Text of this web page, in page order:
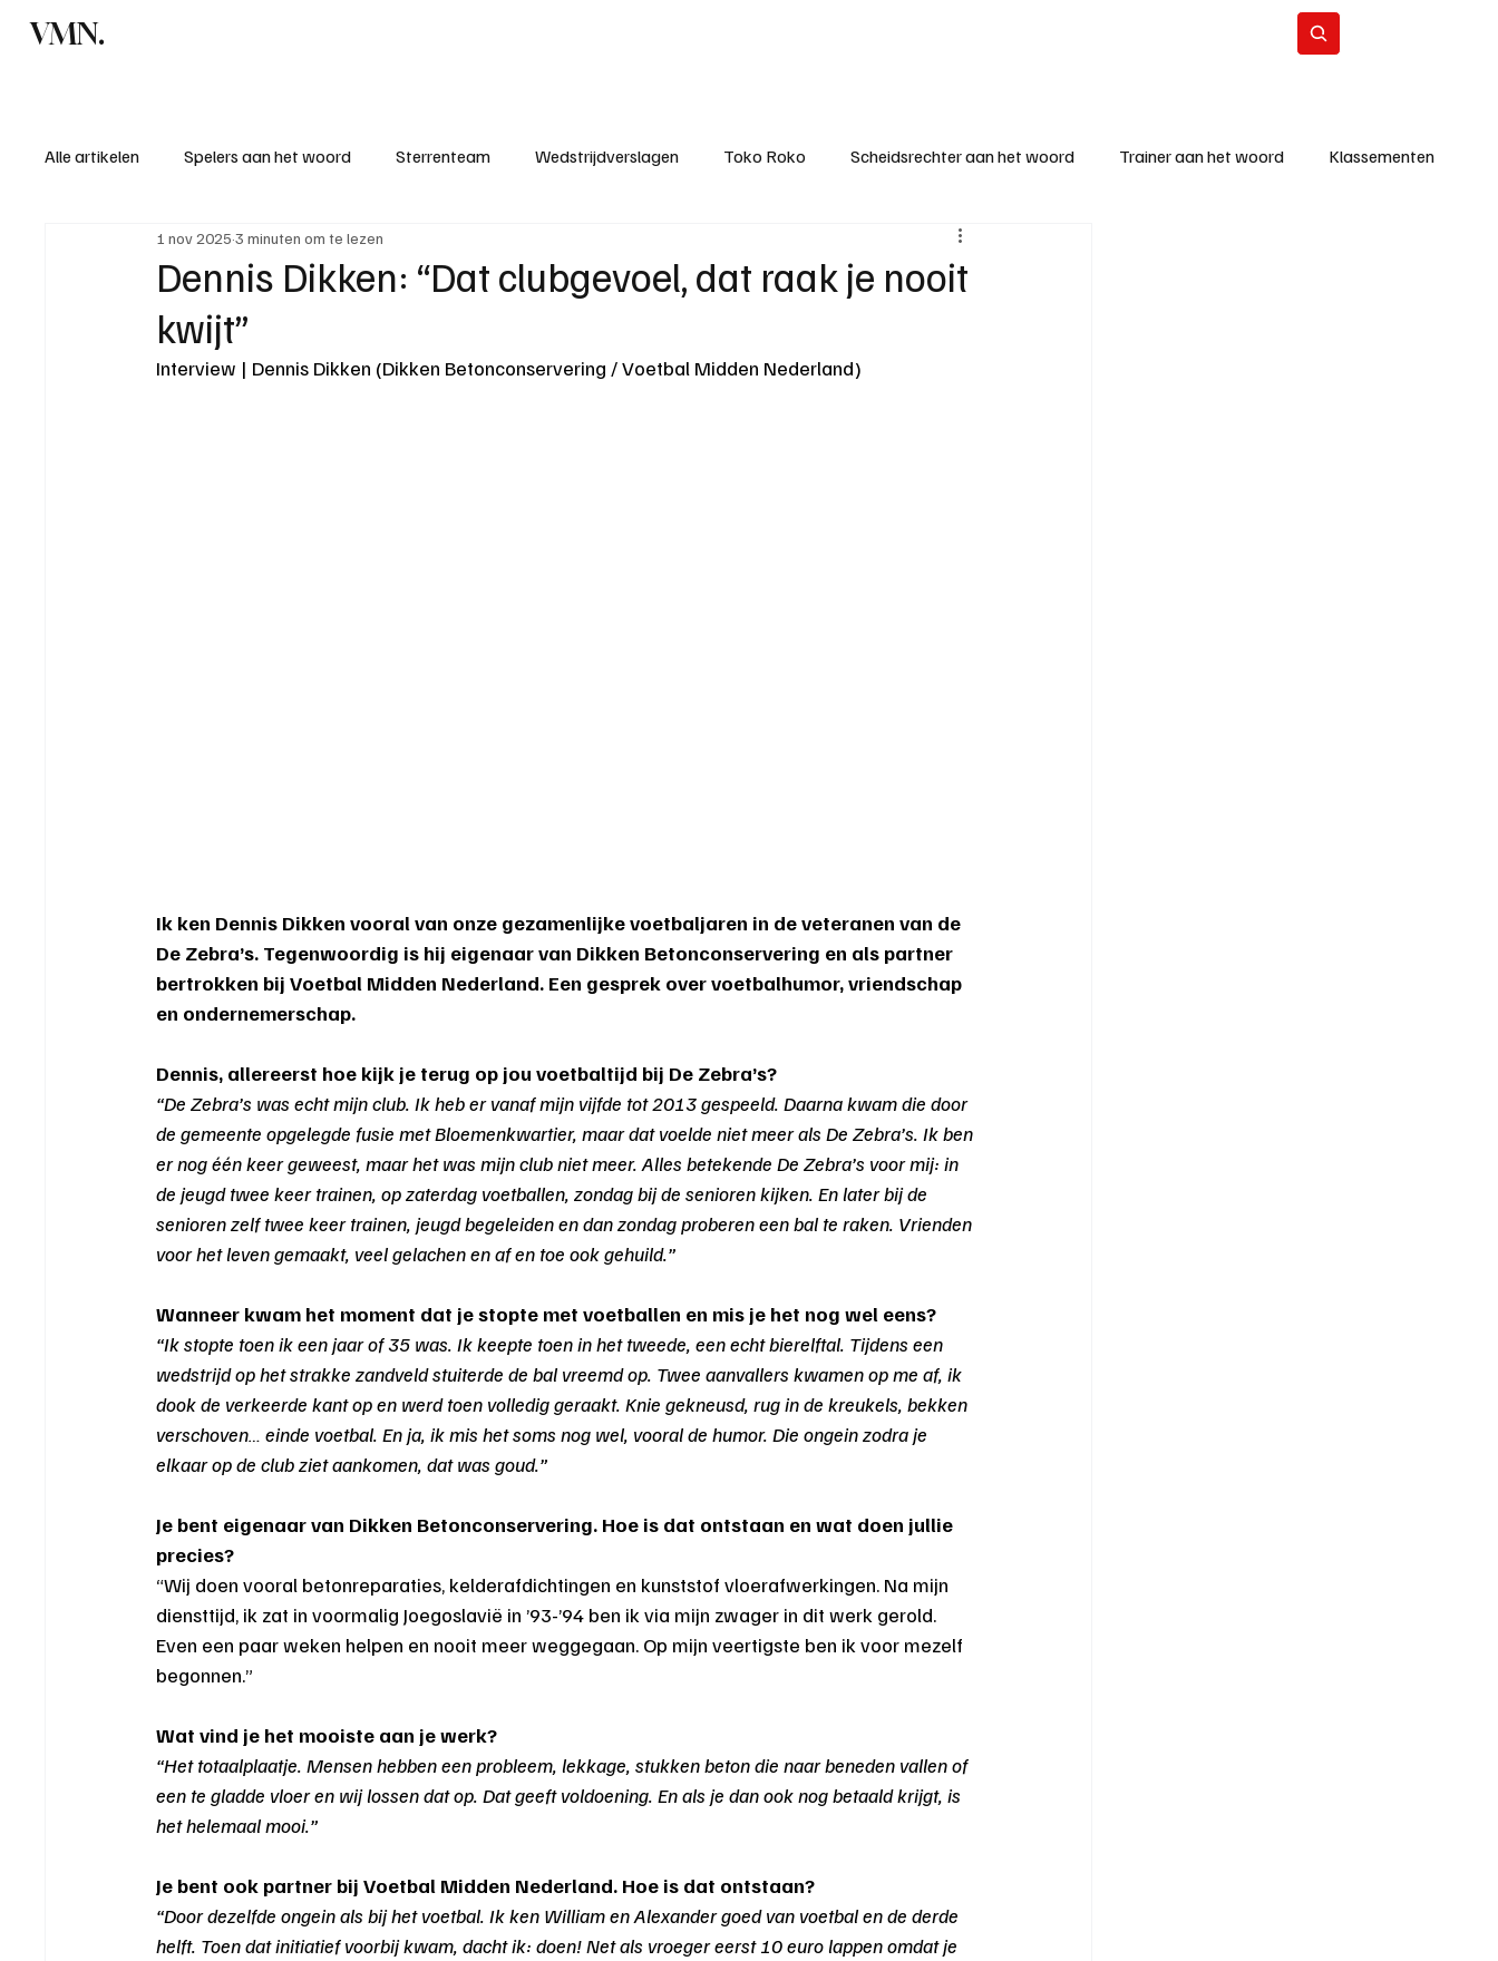
VMN.
Alle artikelen Spelers aan het woord Sterrenteam Wedstrijdverslagen Toko Roko Scheidsrechter aan het woord Trainer aan het woord Klassementen
Standen & uitslagen KM - Meest sportieve ploeg KM - Topscorer van het seizoen
KM - Meest scorende ploeg
Dennis Dikken: “Dat clubgevoel, dat raak je nooit
kwijt”
1 nov 2025 3 minuten om te lezen
Interview | Dennis Dikken (Dikken Betonconservering / Voetbal Midden Nederland)
Ik ken Dennis Dikken vooral van onze gezamenlijke voetbaljaren in de veteranen van de
De Zebra’s. Tegenwoordig is hij eigenaar van Dikken Betonconservering en als partner
bertrokken bij Voetbal Midden Nederland. Een gesprek over voetbalhumor, vriendschap
en ondernemerschap.
Dennis, allereerst hoe kijk je terug op jou voetbaltijd bij De Zebra’s?
“De Zebra’s was echt mijn club. Ik heb er vanaf mijn vijfde tot 2013 gespeeld. Daarna kwam die door
de gemeente opgelegde fusie met Bloemenkwartier, maar dat voelde niet meer als De Zebra’s. Ik ben
er nog één keer geweest, maar het was mijn club niet meer. Alles betekende De Zebra’s voor mij: in
de jeugd twee keer trainen, op zaterdag voetballen, zondag bij de senioren kijken. En later bij de
senioren zelf twee keer trainen, jeugd begeleiden en dan zondag proberen een bal te raken. Vrienden
voor het leven gemaakt, veel gelachen en af en toe ook gehuild.”
Wanneer kwam het moment dat je stopte met voetballen en mis je het nog wel eens?
“Ik stopte toen ik een jaar of 35 was. Ik keepte toen in het tweede, een echt bierelftal. Tijdens een
wedstrijd op het strakke zandveld stuiterde de bal vreemd op. Twee aanvallers kwamen op me af, ik
dook de verkeerde kant op en werd toen volledig geraakt. Knie gekneusd, rug in de kreukels, bekken
verschoven… einde voetbal. En ja, ik mis het soms nog wel, vooral de humor. Die ongein zodra je
elkaar op de club ziet aankomen, dat was goud.”
Je bent eigenaar van Dikken Betonconservering. Hoe is dat ontstaan en wat doen jullie
precies?
“Wij doen vooral betonreparaties, kelderafdichtingen en kunststof vloerafwerkingen. Na mijn
diensttijd, ik zat in voormalig Joegoslavië in ’93-’94 ben ik via mijn zwager in dit werk gerold.
Even een paar weken helpen en nooit meer weggegaan. Op mijn veertigste ben ik voor mezelf
begonnen.”
Wat vind je het mooiste aan je werk?
“Het totaalplaatje. Mensen hebben een probleem, lekkage, stukken beton die naar beneden vallen of
een te gladde vloer en wij lossen dat op. Dat geeft voldoening. En als je dan ook nog betaald krijgt, is
het helemaal mooi.”
Je bent ook partner bij Voetbal Midden Nederland. Hoe is dat ontstaan?
“Door dezelfde ongein als bij het voetbal. Ik ken William en Alexander goed van voetbal en de derde
helft. Toen dat initiatief voorbij kwam, dacht ik: doen! Net als vroeger eerst 10 euro lappen omdat je